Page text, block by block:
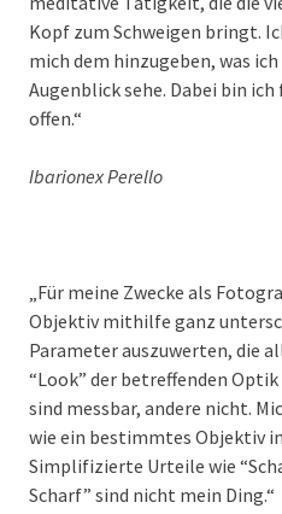
Kopf zum Schweigen bringt.
mich dem hinzugeben, was
Augenblick sehe. Dabei bin
offen.“
Ibarionex Perello
„Für meine Zwecke als
Objektiv mithilfe ganz
Parameter auszuwerten, die
“Look” der betreffenden
sind messbar, andere nicht.
wie ein bestimmtes Objektiv
Simplifizierte Urteile wie
Scharf” sind nicht mein Ding.“